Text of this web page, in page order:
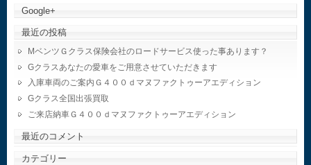
Google+
最近の投稿
MベンツＧクラス保険会社のロードサービス使った事あります？
Gクラスあなたの愛車をご用意させていただきます
入庫車両のご案内Ｇ４００ｄマヌファクトゥーアエディション
Gクラス全国出張買取
ご来店納車Ｇ４００ｄマヌファクトゥーアエディション
最近のコメント
カテゴリー